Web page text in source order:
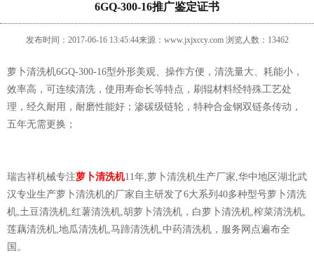
6GQ-300-16推广鉴定证书
发布时间：2017-06-16 13:45:44来源：www.jxjxccy.com 浏览人数：13462
萝卜清洗机6GQ-300-16型外形美观、操作方便，清洗量大、耗能小，
效率高，可连续清洗，使用寿命长等特点，刷辊材料经特殊工艺处
理，经久耐用，耐磨性能好 ； 渗碳级链轮，特种合金钢双链条传动，
五年无需更换；
瑞吉祥机械专注萝卜清洗机11年,萝卜清洗机生产厂家,华中地区湖北武
汉专业生产萝卜清洗机的厂家自主研发了6大系列40多种型号萝卜清洗
机,土豆清洗机,红薯清洗机,胡萝卜清洗机，白萝卜清洗机,榨菜清洗机,
莲藕清洗机,地瓜清洗机,马蹄清洗机,中药清洗机，服务网点遍布全
国。